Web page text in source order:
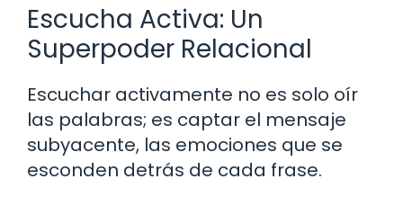
Escucha Activa: Un
Superpoder Relacional
Escuchar activamente no es solo oír
las palabras; es captar el mensaje
subyacente, las emociones que se
esconden detrás de cada frase.